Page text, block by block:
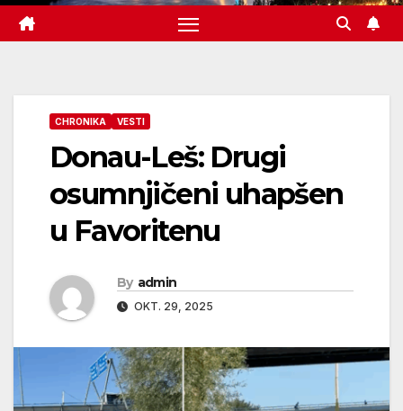
CHRONIKA VESTI
Donau-Leš: Drugi
osumnjičeni uhapšen
u Favoritenu
By admin
OKT. 29, 2025